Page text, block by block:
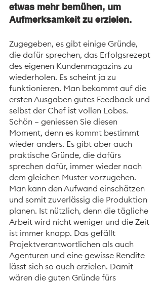
etwas mehr bemühen, um
Aufmerksamkeit zu erzielen.
Zugegeben, es gibt einige Gründe,
die dafür sprechen, das Erfolgsrezept
des eigenen Kundenmagazins zu
wiederholen. Es scheint ja zu
funktionieren. Man bekommt auf die
ersten Ausgaben gutes Feedback und
selbst der Chef ist vollen Lobes.
Schön – geniessen Sie diesen
Moment, denn es kommt bestimmt
wieder anders. Es gibt aber auch
praktische Gründe, die dafürs
sprechen dafür, immer wieder nach
dem gleichen Muster vorzugehen.
Man kann den Aufwand einschätzen
und somit zuverlässig die Produktion
planen. Ist nützlich, denn die tägliche
Arbeit wird nicht weniger und die Zeit
ist immer knapp. Das gefällt
Projektverantwortlichen als auch
Agenturen und eine gewisse Rendite
lässt sich so auch erzielen. Damit
wären die guten Gründe fürs